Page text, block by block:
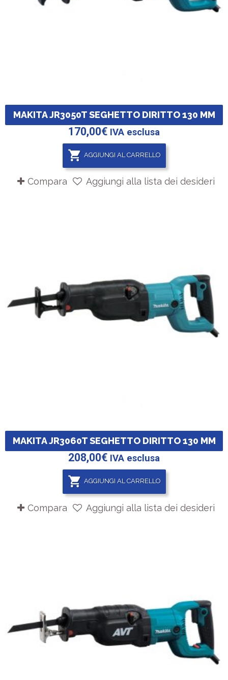
MAKITA JR3050T SEGHETTO DIRITTO 130 MM
170,00€ IVA esclusa
AGGIUNGI AL CARRELLO
Compara Aggiungi alla lista dei desideri
MAKITA JR3060T SEGHETTO DIRITTO 130 MM
208,00€ IVA esclusa
AGGIUNGI AL CARRELLO
Compara Aggiungi alla lista dei desideri